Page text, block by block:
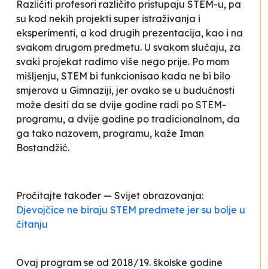
Različiti profesori različito pristupaju STEM-u, pa
su kod nekih projekti super istraživanja i
eksperimenti, a kod drugih prezentacija, kao i na
svakom drugom predmetu. U svakom slučaju, za
svaki projekat radimo više nego prije. Po mom
mišljenju, STEM bi funkcionisao kada ne bi bilo
smjerova u Gimnaziji, jer ovako se u budućnosti
može desiti da se dvije godine radi po STEM-
programu, a dvije godine po tradicionalnom, da
ga tako nazovem, programu, kaže Iman
Bostandžić.
Pročitajte također — Svijet obrazovanja:
Djevojčice ne biraju STEM predmete jer su bolje u
čitanju
Ovaj program se od 2018/19. školske godine